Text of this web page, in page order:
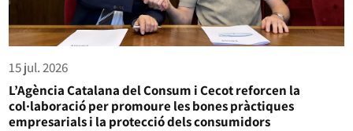
L’Agència Catalana del Consum i Cecot reforcen la
col·laboració per promoure les bones pràctiques
empresarials i la protecció dels consumidors
15 jul. 2026